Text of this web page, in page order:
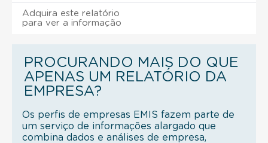
Adquira este relatório
para ver a informação
PROCURANDO MAIS DO QUE
APENAS UM RELATÓRIO DA
EMPRESA?
Os perfis de empresas EMIS fazem parte de
um serviço de informações alargado que
combina dados e análises de empresa,